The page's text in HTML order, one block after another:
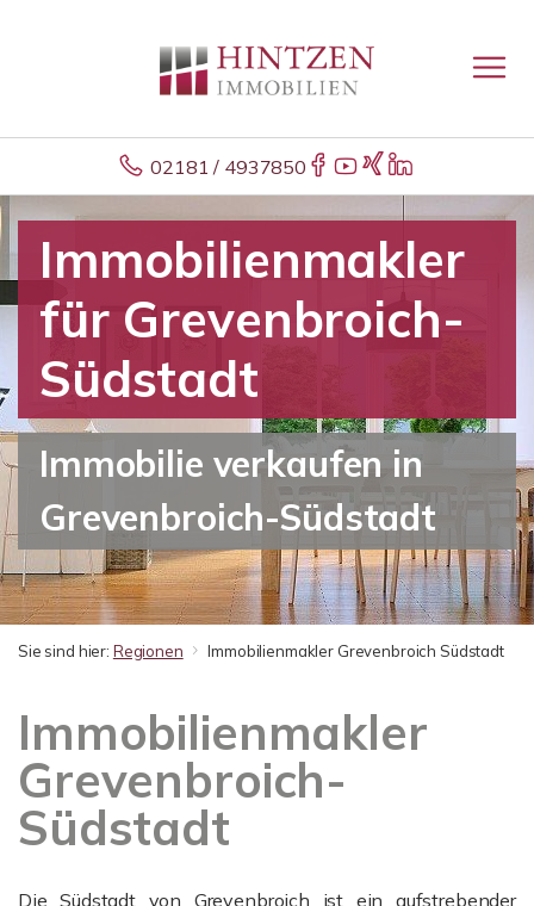
02181 / 4937850
Immobilienmakler
für Grevenbroich-
Südstadt
Immobilie verkaufen in
Grevenbroich-Südstadt
Sie sind hier: Regionen Immobilienmakler Grevenbroich Südstadt
Immobilienmakler
Grevenbroich-
Südstadt
Die Südstadt von Grevenbroich ist ein aufstrebender